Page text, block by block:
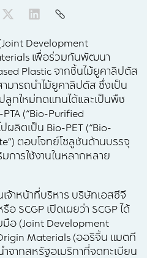
Development
เพื่อร่วมกันพัฒนา
Plastic จากชิ้นไม้ยูคาลิปตัส
มารถนำไม้ยูคาลิปตัส ซึ่งเป็น
กใหม่ทดแทนได้และเป็นพืช
(“Bio-Purified
ผลิตเป็น Bio-PET (“Bio-
ตอบโจทย์โซลูชันด้านบรรจุ
ารใช้งานในหลากหลาย
จ้าหน้าที่บริหาร บริษัทเอสซีจี
SCGP เปิดเผยว่า SCGP ได้
อ (Joint Development
Materials (ออริจิ้น แมตที
จากสหรัฐอเมริกาที่จดทะเบียน